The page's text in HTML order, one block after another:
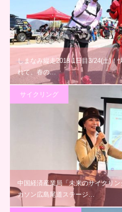
しまなみ縦走2018 1日目3/24(土)！
れて、春の…
サイクリング
中国経済産業局「未来のサイクリ
カソン広島尾道ステージ…